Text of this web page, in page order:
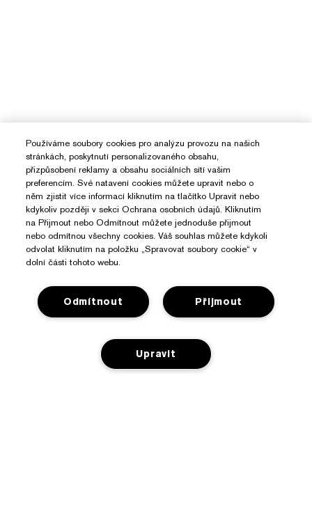
Potřebujete Pomoc?
Sledování objednávky
Používáme soubory cookies pro analýzu provozu na našich
stránkách, poskytnutí personalizovaného obsahu,
přizpůsobení reklamy a obsahu sociálních sítí vašim
preferencím. Své natavení cookies můžete upravit nebo o
něm zjistit více informací kliknutím na tlačítko Upravit nebo
kdykoliv později v sekci Ochrana osobních údajů. Kliknutím
na Přijmout nebo Odmítnout můžete jednoduše přijmout
nebo odmítnou všechny cookies. Váš souhlas můžete kdykoli
odvolat kliknutím na položku „Spravovat soubory cookie“ v
dolní části tohoto webu.
Přijmout
Odmítnout
Upravit